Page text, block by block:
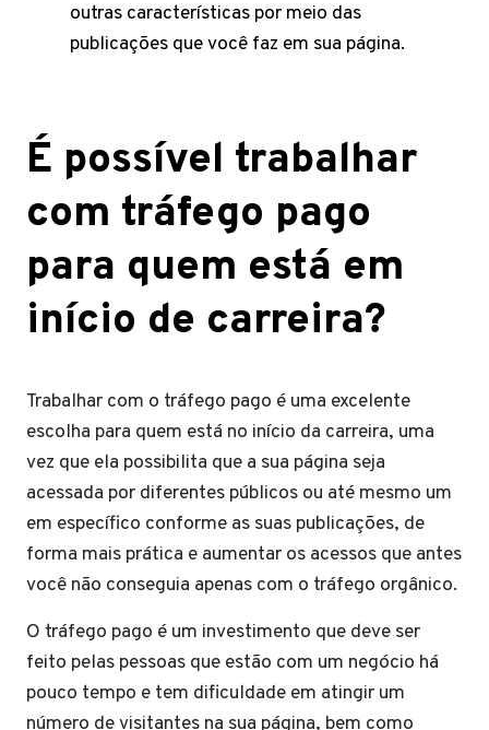
outras características por meio das
publicações que você faz em sua página.
É possível trabalhar
com tráfego pago
para quem está em
início de carreira?
Trabalhar com o tráfego pago é uma excelente
escolha para quem está no início da carreira, uma
vez que ela possibilita que a sua página seja
acessada por diferentes públicos ou até mesmo um
em específico conforme as suas publicações, de
forma mais prática e aumentar os acessos que antes
você não conseguia apenas com o tráfego orgânico.
O tráfego pago é um investimento que deve ser
feito pelas pessoas que estão com um negócio há
pouco tempo e tem dificuldade em atingir um
número de visitantes na sua página, bem como